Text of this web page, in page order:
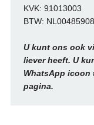
KVK: 91013003
BTW:
U kunt ons ook
liever heeft. U
WhatsApp icoon
pagina.